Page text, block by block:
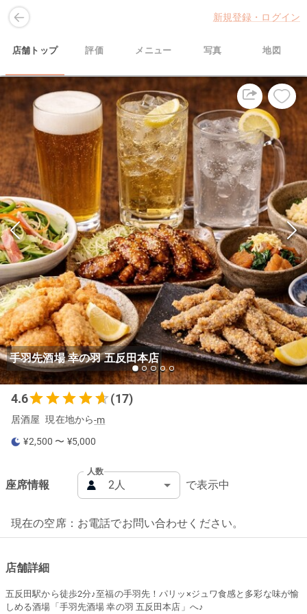
新規登録・ログイン
店舗トップ 評価 メニュー 写真 地図
手羽先酒場 幸の羽 五反田本店
4.6 (17)
居酒屋 現在地から-m
¥2,500 〜 ¥5,000
座席情報
人数
で表示中
現在の空席：お電話でお問い合わせください。
店舗詳細
五反田駅から徒歩2分♪至福の手羽先！パリッ×ジュワ食感と多彩な味が愉
しめる酒場「手羽先酒場 幸の羽 五反田本店」へ♪